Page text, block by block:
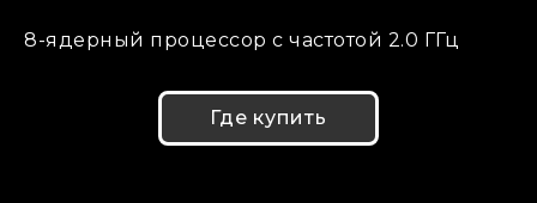
8-ядерный процессор с частотой 2.0 ГГц
Где купить